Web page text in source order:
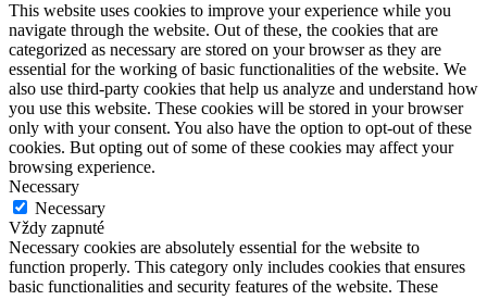
This website uses cookies to improve your experience while you
navigate through the website. Out of these, the cookies that are
categorized as necessary are stored on your browser as they are
essential for the working of basic functionalities of the website. We
also use third-party cookies that help us analyze and understand how
you use this website. These cookies will be stored in your browser
only with your consent. You also have the option to opt-out of these
cookies. But opting out of some of these cookies may affect your
browsing experience.
Necessary
Necessary
Vždy zapnuté
Necessary cookies are absolutely essential for the website to
function properly. This category only includes cookies that ensures
basic functionalities and security features of the website. These